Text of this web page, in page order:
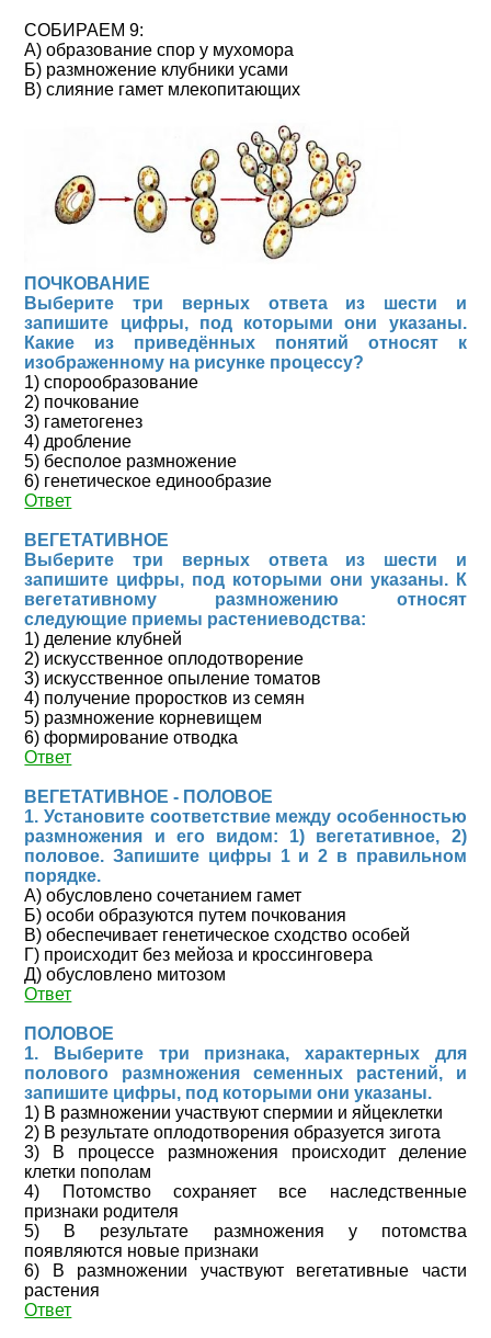
СОБИРАЕМ 9:
А) образование спор у мухомора
Б) размножение клубники усами
В) слияние гамет млекопитающих
ПОЧКОВАНИЕ
Выберите три верных ответа из шести и
запишите цифры, под которыми они указаны.
Какие из приведённых понятий относят к
изображенному на рисунке процессу?
1) спорообразование
2) почкование
3) гаметогенез
4) дробление
5) бесполое размножение
6) генетическое единообразие
Ответ
ВЕГЕТАТИВНОЕ
Выберите три верных ответа из шести и
запишите цифры, под которыми они указаны. К
вегетативному размножению относят
следующие приемы растениеводства:
1) деление клубней
2) искусственное оплодотворение
3) искусственное опыление томатов
4) получение проростков из семян
5) размножение корневищем
6) формирование отводка
Ответ
ВЕГЕТАТИВНОЕ - ПОЛОВОЕ
1. Установите соответствие между особенностью
размножения и его видом: 1) вегетативное, 2)
половое. Запишите цифры 1 и 2 в правильном
порядке.
А) обусловлено сочетанием гамет
Б) особи образуются путем почкования
В) обеспечивает генетическое сходство особей
Г) происходит без мейоза и кроссинговера
Д) обусловлено митозом
Ответ
ПОЛОВОЕ
1. Выберите три признака, характерных для
полового размножения семенных растений, и
запишите цифры, под которыми они указаны.
1) В размножении участвуют спермии и яйцеклетки
2) В результате оплодотворения образуется зигота
3) В процессе размножения происходит деление
клетки пополам
4) Потомство сохраняет все наследственные
признаки родителя
5) В результате размножения у потомства
появляются новые признаки
6) В размножении участвуют вегетативные части
растения
Ответ